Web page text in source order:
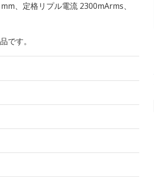
、定格リプル電流 2300mArms、
です。